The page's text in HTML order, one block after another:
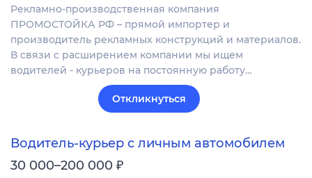
Рекламно-производственная компания
ПРОМОСТОЙКА РФ – прямой импортер и
производитель рекламных конструкций и материалов.
В связи с расширением компании мы ищем
водителей - курьеров на постоянную работу…
Откликнуться
Водитель-курьер с личным автомобилем
30 000–200 000 ₽